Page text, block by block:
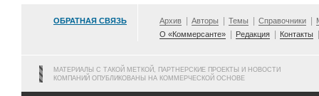
ОБРАТНАЯ СВЯЗЬ Архив Авторы Темы Справочники
О «Коммерсанте»
Редакция Контакты
МАТЕРИАЛЫ С ТАКОЙ МЕТКОЙ, ПАРТНЕРСКИЕ ПРОЕКТЫ И НОВОСТИ
КОМПАНИЙ ОПУБЛИКОВАНЫ НА КОММЕРЧЕСКОЙ ОСНОВЕ